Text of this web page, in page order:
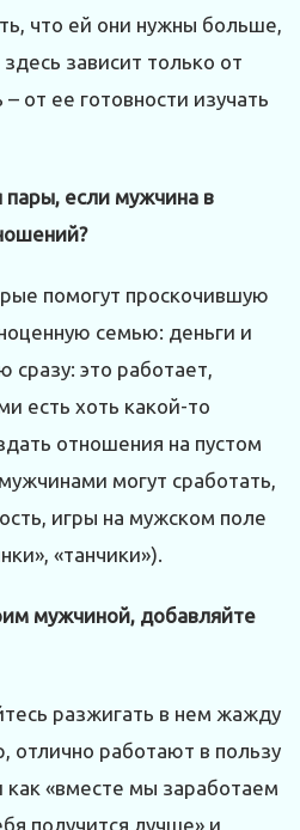
что ей они нужны больше,
зависит только от
от ее готовности изучать
пары, если мужчина в
помогут проскочившую
семью: деньги и
это работает,
есть хоть какой-то
отношения на пустом
могут сработать,
игры на мужском поле
«танчики»).
мужчиной, добавляйте
разжигать в нем жажду
отлично работают в пользу
как «вместе мы заработаем
получится лучше» и